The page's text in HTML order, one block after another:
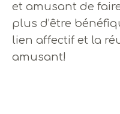
et amusant de
plus d’être
lien affectif et la
amusant!